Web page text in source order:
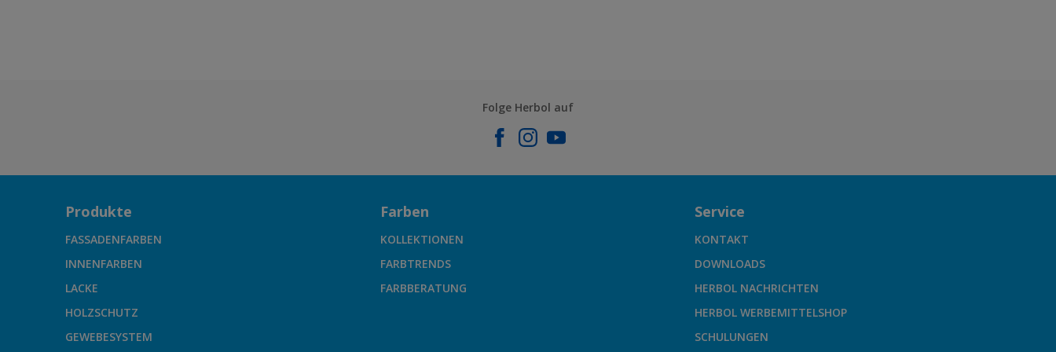
Folge Herbol auf
Produkte
FASSADENFARBEN
INNENFARBEN
LACKE
HOLZSCHUTZ
GEWEBESYSTEM
Farben
KOLLEKTIONEN
FARBTRENDS
FARBBERATUNG
Service
KONTAKT
DOWNLOADS
HERBOL NACHRICHTEN
HERBOL WERBEMITTELSHOP
SCHULUNGEN